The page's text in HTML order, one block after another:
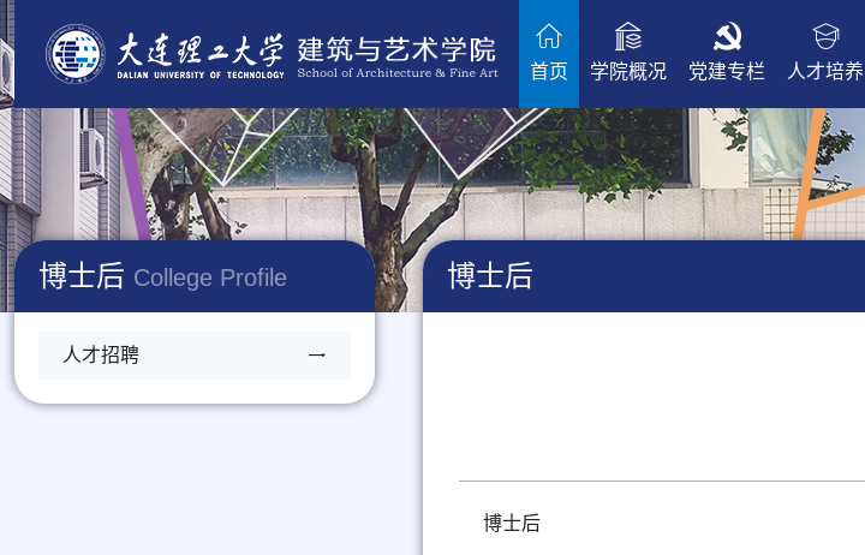
首页 学院概况 党建专栏 人才培养
博士后 College Profile
人才招聘
博士后
博士后